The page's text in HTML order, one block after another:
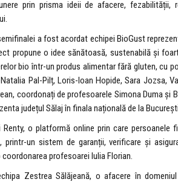
prin prisma ideii de afacere, fezabilității,
a fost acordat echipei BioGust
propune o idee sănătoasă, sustenabilă și
bio într-un produs alimentar fără gluten, cu
Pal-Pilț, Loris-Ioan Hopide, Sara Jozsa,
coordonați de profesoarele Simona Duma și
județul Sălaj în finala națională de la
o platformă online prin care persoanele
printr-un sistem de garanții, verificare și
coordonarea profesoarei Iulia Florian.
Zestrea Sălăjeană, o afacere în